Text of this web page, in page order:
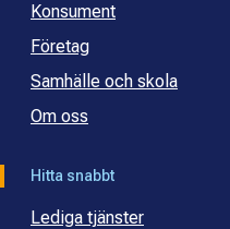
Konsument
Företag
Samhälle och skola
Om oss
Hitta snabbt
Lediga tjänster